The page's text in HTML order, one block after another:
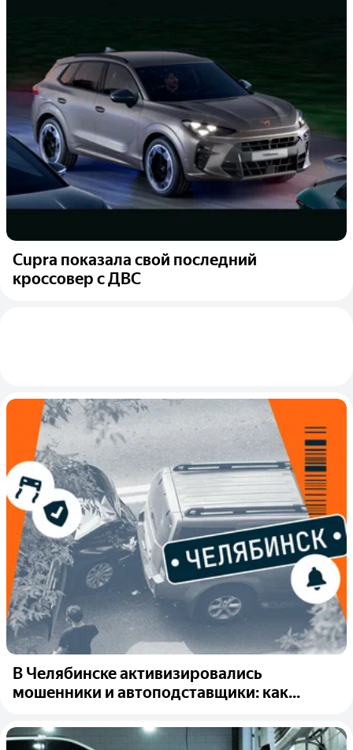
Cupra показала свой последний
кроссовер с ДВС
В Челябинске активизировались
мошенники и автоподставщики: как...